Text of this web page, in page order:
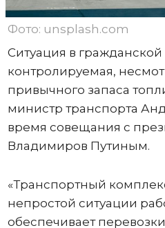
Фото: unsplash.com
Ситуация в
контролируемая,
привычного запаса
министр транспорта
время совещания с
Владимиров Путиным.
«Транспортный
непростой ситуации
обеспечивает